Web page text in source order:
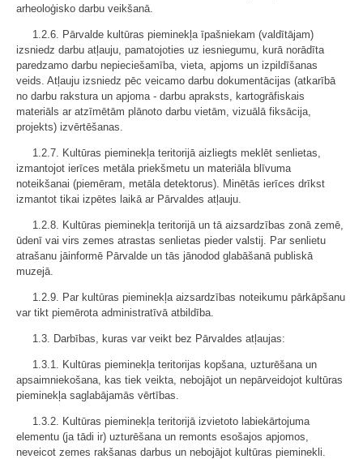
arheoloģisko darbu veikšanā.
1.2.6. Pārvalde kultūras pieminekļa īpašniekam (valdītājam)
izsniedz darbu atļauju, pamatojoties uz iesniegumu, kurā norādīta
paredzamo darbu nepieciešamība, vieta, apjoms un izpildīšanas
veids. Atļauju izsniedz pēc veicamo darbu dokumentācijas (atkarībā
no darbu rakstura un apjoma - darbu apraksts, kartogrāfiskais
materiāls ar atzīmētām plānoto darbu vietām, vizuālā fiksācija,
projekts) izvērtēšanas.
1.2.7. Kultūras pieminekļa teritorijā aizliegts meklēt senlietas,
izmantojot ierīces metāla priekšmetu un materiāla blīvuma
noteikšanai (piemēram, metāla detektorus). Minētās ierīces drīkst
izmantot tikai izpētes laikā ar Pārvaldes atļauju.
1.2.8. Kultūras pieminekļa teritorijā un tā aizsardzības zonā zemē,
ūdenī vai virs zemes atrastas senlietas pieder valstij. Par senlietu
atrašanu jāinformē Pārvalde un tās jānodod glabāšanā publiskā
muzejā.
1.2.9. Par kultūras pieminekļa aizsardzības noteikumu pārkāpšanu
var tikt piemērota administratīvā atbildība.
1.3. Darbības, kuras var veikt bez Pārvaldes atļaujas:
1.3.1. Kultūras pieminekļa teritorijas kopšana, uzturēšana un
apsaimniekošana, kas tiek veikta, nebojājot un nepārveidojot kultūras
pieminekļa saglabājamās vērtības.
1.3.2. Kultūras pieminekļa teritorijā izvietoto labiekārtojuma
elementu (ja tādi ir) uzturēšana un remonts esošajos apjomos,
neveicot zemes rakšanas darbus un nebojājot kultūras pieminekli.